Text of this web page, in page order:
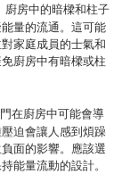
廚房中的暗樑和柱子
量的流通。這可能
家庭成員的士氣和
廚房中有暗樑或柱
在廚房中可能會導
迫會讓人感到煩躁
面的影響。應該選
能量流動的設計。